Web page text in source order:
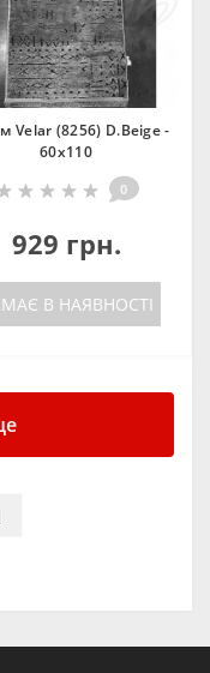
Velar (8256) D.Beige -
60х110
0
929 грн.
В НАЯВНОСТІ